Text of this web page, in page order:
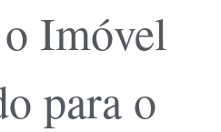
Imóvel
para o